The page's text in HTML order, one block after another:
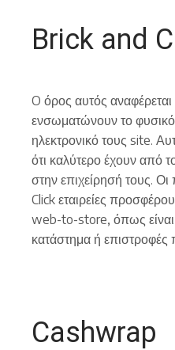
Brick and
O όρος αυτός
ενσωματώνουν το
ηλεκτρονικό τους site.
ότι καλύτερο έχουν από
στην επιχείρησή τους.
Click εταιρείες
web-to-store, όπως
κατάστημα ή επιστροφές
Cashwrap